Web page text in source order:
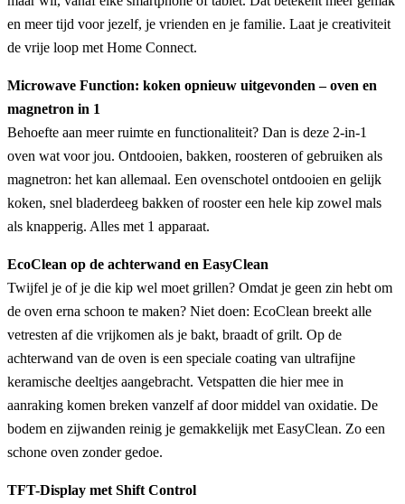
en meer tijd voor jezelf, je vrienden en je familie. Laat je creativiteit
de vrije loop met Home Connect.
Microwave Function: koken opnieuw uitgevonden – oven en
magnetron in 1
Behoefte aan meer ruimte en functionaliteit? Dan is deze 2-in-1
oven wat voor jou. Ontdooien, bakken, roosteren of gebruiken als
magnetron: het kan allemaal. Een ovenschotel ontdooien en gelijk
koken, snel bladerdeeg bakken of rooster een hele kip zowel mals
als knapperig. Alles met 1 apparaat.
EcoClean op de achterwand en EasyClean
Twijfel je of je die kip wel moet grillen? Omdat je geen zin hebt om
de oven erna schoon te maken? Niet doen: EcoClean breekt alle
vetresten af die vrijkomen als je bakt, braadt of grilt. Op de
achterwand van de oven is een speciale coating van ultrafijne
keramische deeltjes aangebracht. Vetspatten die hier mee in
aanraking komen breken vanzelf af door middel van oxidatie. De
bodem en zijwanden reinig je gemakkelijk met EasyClean. Zo een
schone oven zonder gedoe.
TFT-Display met Shift Control